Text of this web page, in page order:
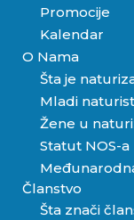
Promocije
Kalendar
O Nama
Šta je
Mladi
Žene u
Statut NOS-a
Članstvo
Šta znači